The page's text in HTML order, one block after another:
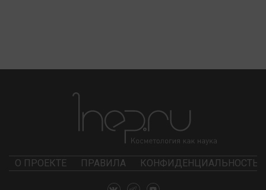
О ПРОЕКТЕ ПРАВИЛА КОНФИДЕНЦИАЛЬНОСТЬ